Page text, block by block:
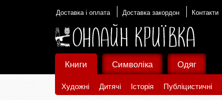
Доставка і оплата Доставка закордон Контакти
Книги
Художні Дитячі Історія Публіцистичні
Символіка Одяг